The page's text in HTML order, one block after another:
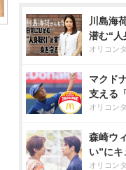
川島海
潜む“人
オリコン
マクド
支える
オリコン
森崎ウ
い”にキ
オリコン